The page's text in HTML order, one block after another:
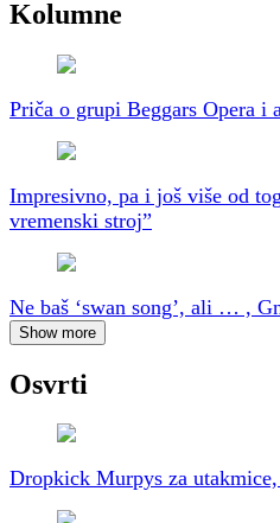
Kolumne
Priča o grupi Beggars Opera i
Impresivno, pa i još više od
vremenski stroj”
Ne baš ‘swan song’, ali … ,
Show more
Osvrti
Dropkick Murpys za